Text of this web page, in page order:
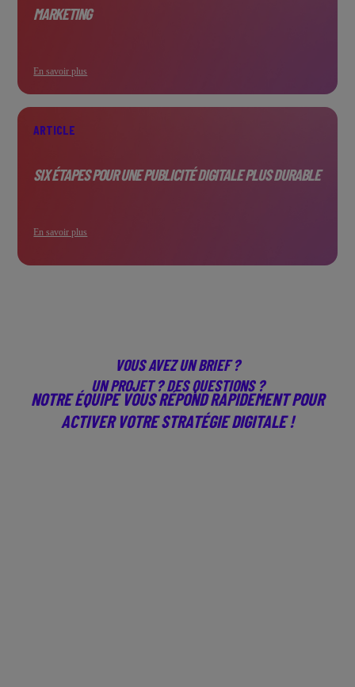
MARKETING
En savoir plus
ARTICLE
SIX ÉTAPES POUR UNE PUBLICITÉ DIGITALE PLUS DURABLE
En savoir plus
VOUS AVEZ UN BRIEF ?
UN PROJET ? DES QUESTIONS ?
NOTRE ÉQUIPE VOUS RÉPOND RAPIDEMENT POUR
ACTIVER VOTRE STRATÉGIE DIGITALE !